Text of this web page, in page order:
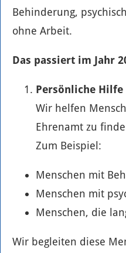
Behinderung,
ohne Arbeit.
Das passiert im Jahr
Persönliche
Wir helfen
Ehrenamt zu
Zum Beispiel:
Menschen mit
Menschen mit
Menschen, die
Wir begleiten diese